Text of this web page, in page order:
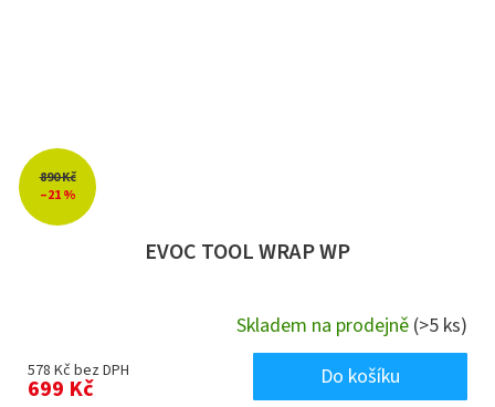
890 Kč
–21 %
EVOC TOOL WRAP WP
Skladem na prodejně (>5 ks)
578 Kč bez DPH
699 Kč
Do košíku